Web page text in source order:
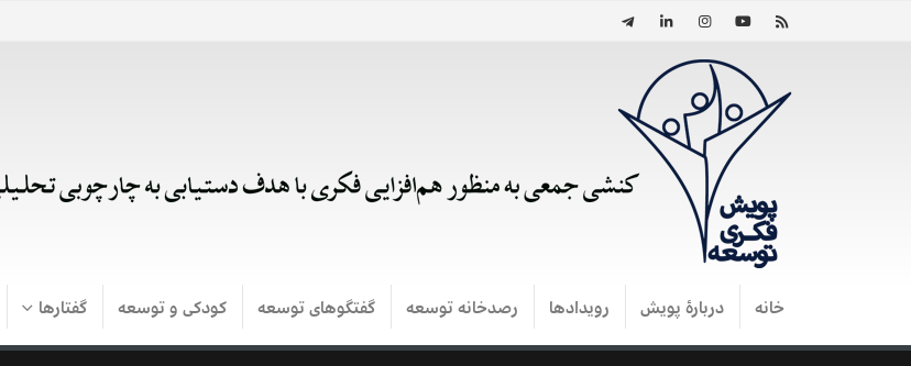
خانه دربارۀ پویش رویدادها رصدخانه توسعه گفتگوهای توسعه کودکی و توسعه گفتارها